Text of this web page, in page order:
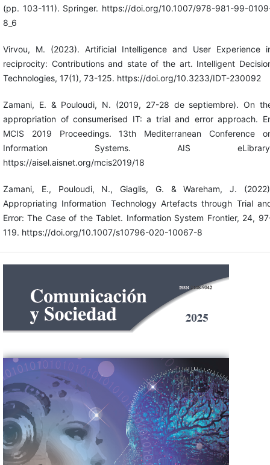
(pp. 103-111). Springer. https://doi.org/10.1007/978-981-99-
8_6
Virvou, M. (2023). Artificial Intelligence and User Experience
reciprocity: Contributions and state of the art. Intelligent
Technologies, 17(1), 73-125. https://doi.org/10.3233/IDT-230092
Zamani, E. & Pouloudi, N. (2019, 27-28 de septiembre). On
appropriation of consumerised IT: a trial and error approach.
MCIS 2019 Proceedings. 13th Mediterranean Conference
Information Systems. AIS
https://aisel.aisnet.org/mcis2019/18
Zamani, E., Pouloudi, N., Giaglis, G. & Wareham, J.
Appropriating Information Technology Artefacts through Trial
Error: The Case of the Tablet. Information System Frontier, 24,
119. https://doi.org/10.1007/s10796-020-10067-8